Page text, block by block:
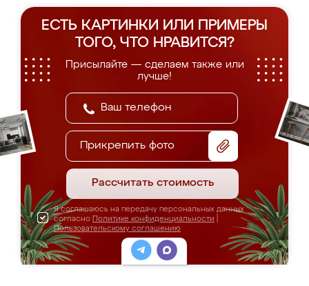
ЕСТЬ КАРТИНКИ ИЛИ ПРИМЕРЫ
ТОГО, ЧТО НРАВИТСЯ?
Присылайте — сделаем также или
лучше!
Прикрепить фото
Рассчитать стоимость
Я соглашаюсь на передачу персональных данных
согласно Политике конфиденциальности
Пользовательскому соглашению